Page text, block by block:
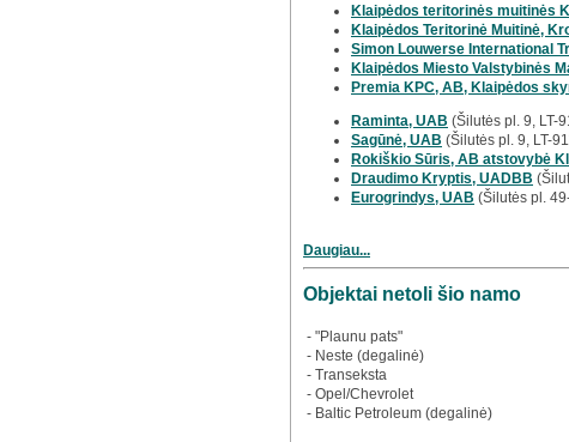
Klaipėdos teritorinės muitinės
Klaipėdos Teritorinė Muitinė,
Simon Louwerse International
Klaipėdos Miesto Valstybinės
Premia KPC, AB, Klaipėdos
Raminta, UAB (Šilutės pl. 9, LT-
Sagūnė, UAB (Šilutės pl. 9, LT-
Rokiškio Sūris, AB atstovybė
Draudimo Kryptis, UADBB
Eurogrindys, UAB (Šilutės pl.
Daugiau...
Objektai netoli šio namo
- "Plaunu pats"
- Neste (degalinė)
- Transeksta
- Opel/Chevrolet
- Baltic Petroleum (degalinė)